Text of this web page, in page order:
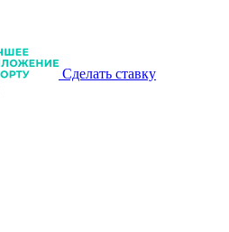
Сделать ставку